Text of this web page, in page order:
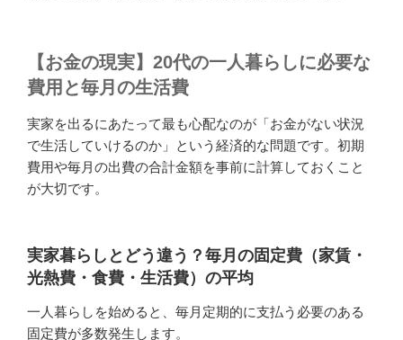
【お金の現実】20代の一人暮らしに必要な
費用と毎月の生活費
実家を出るにあたって最も心配なのが「お金がない状況
で生活していけるのか」という経済的な問題です。初期
費用や毎月の出費の合計金額を事前に計算しておくこと
が大切です。
実家暮らしとどう違う？毎月の固定費（家賃・
光熱費・食費・生活費）の平均
一人暮らしを始めると、毎月定期的に支払う必要のある
固定費が多数発生します。